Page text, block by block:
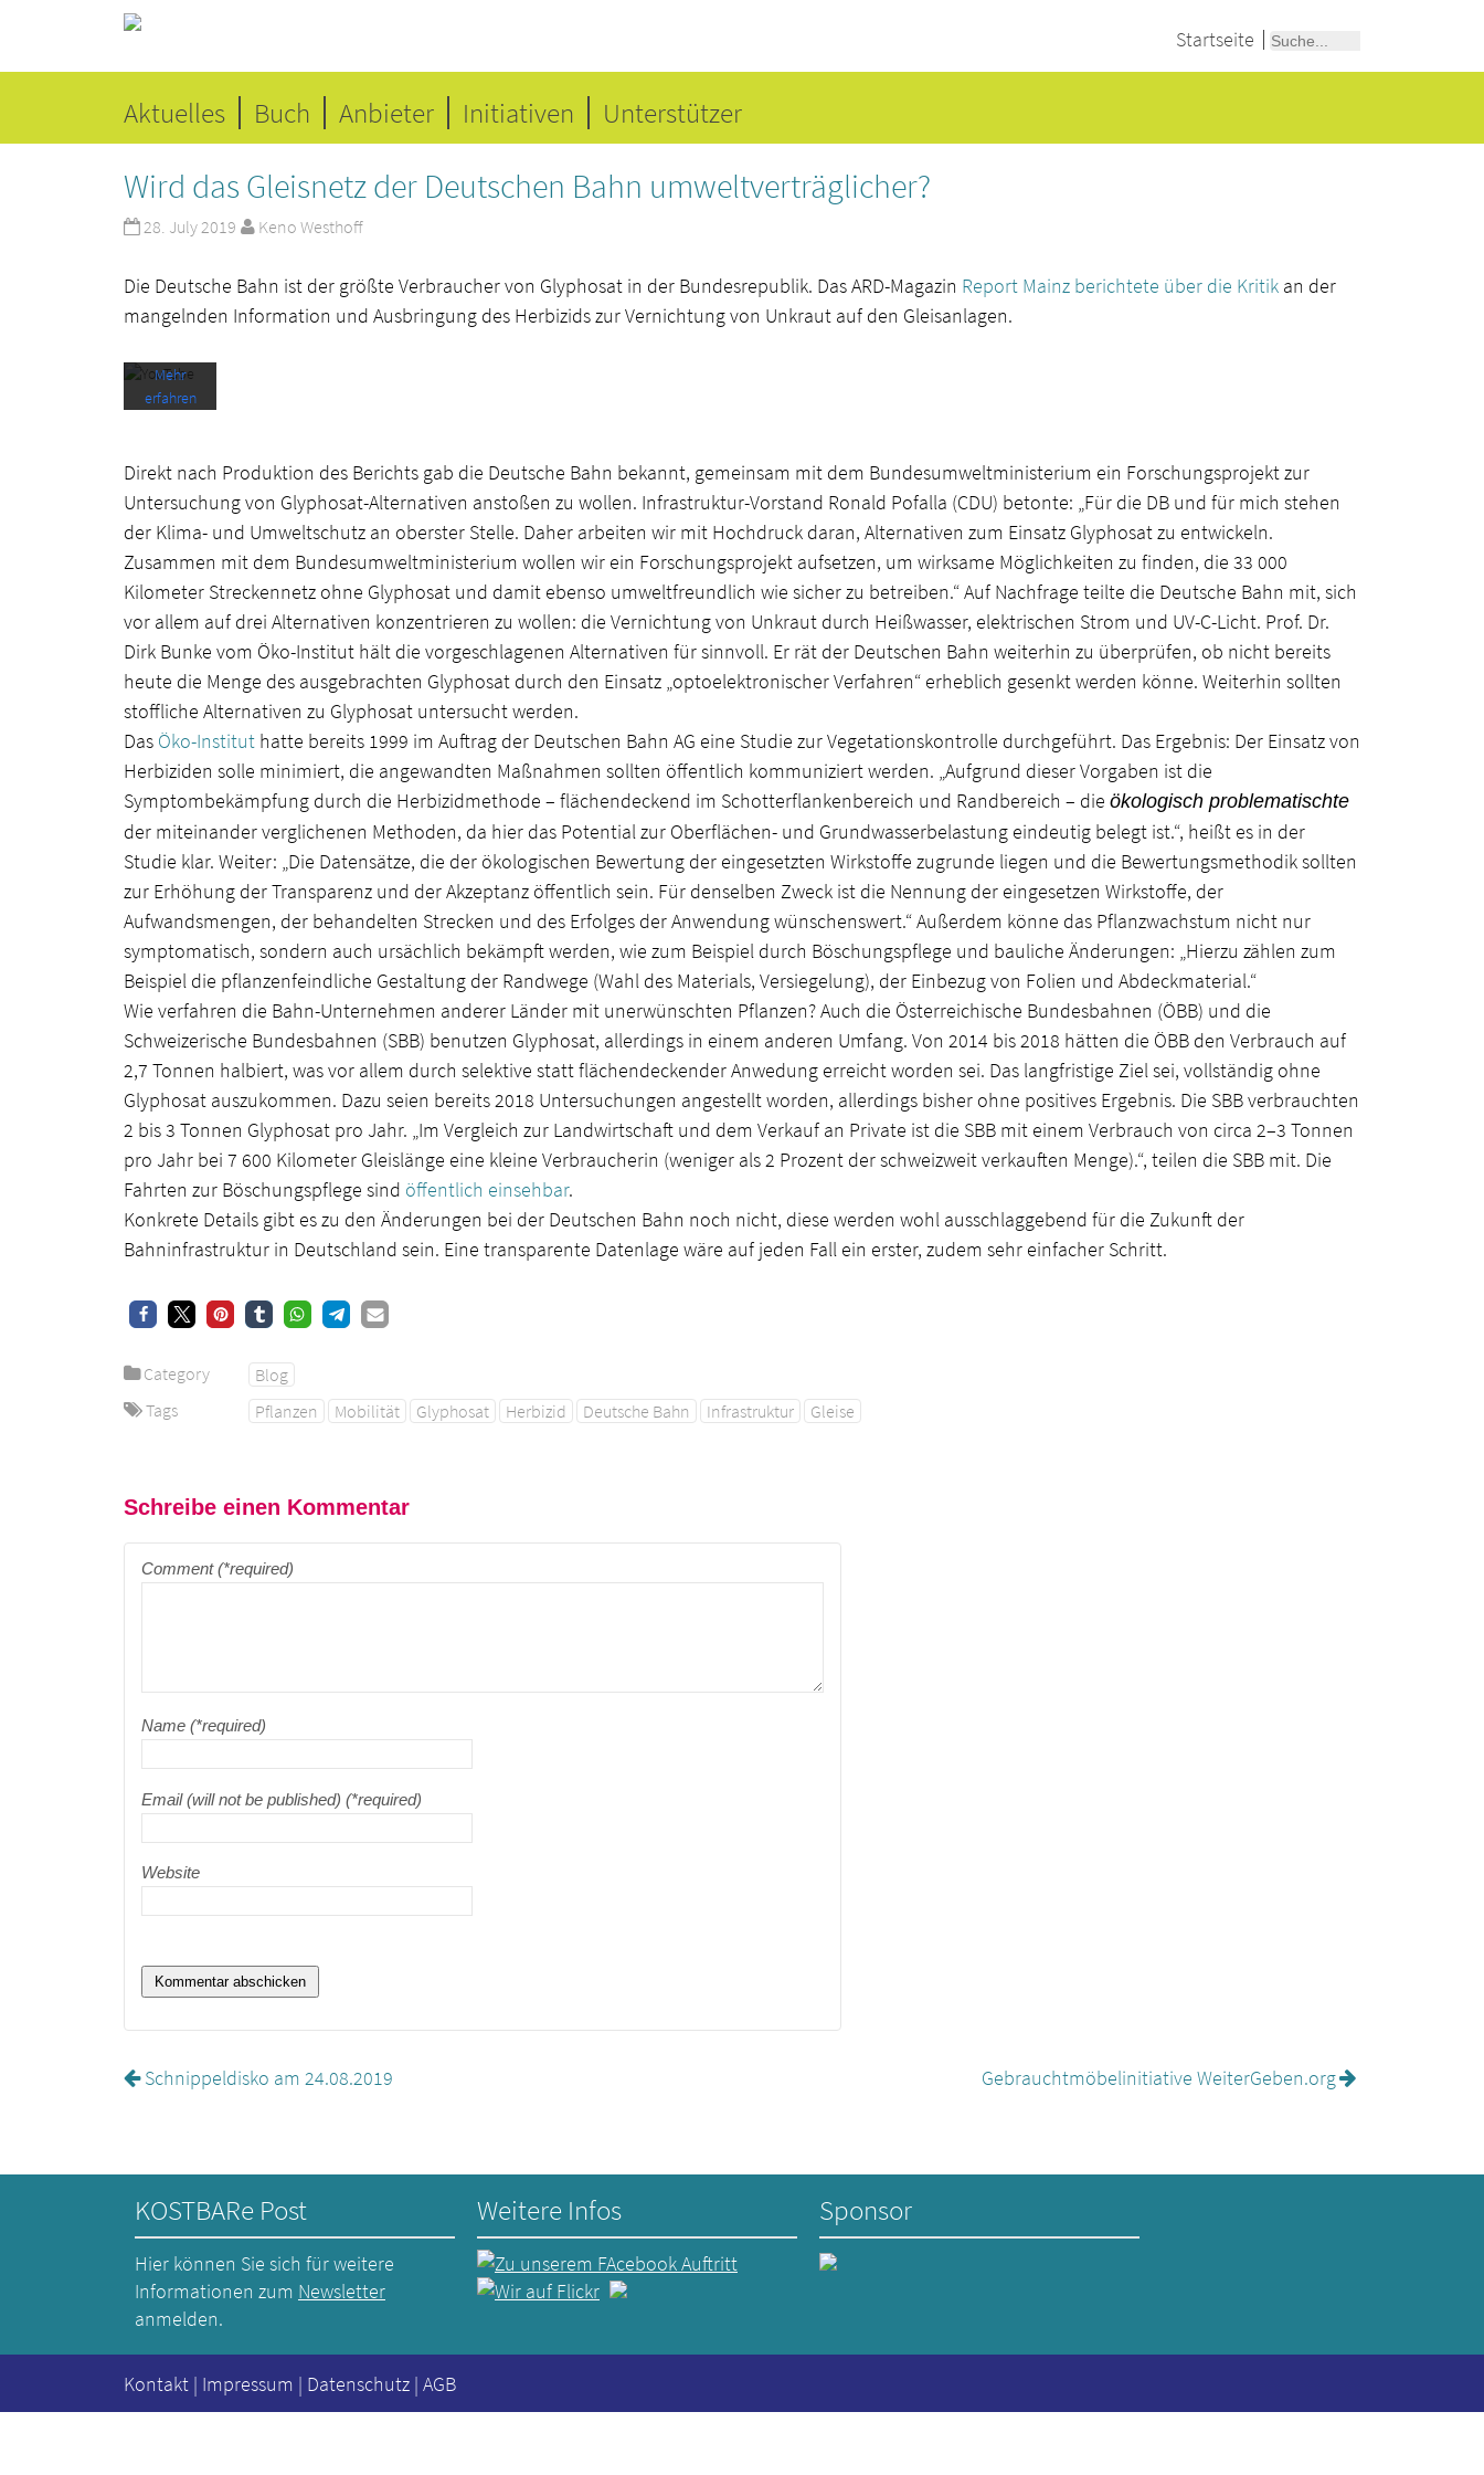
Startseite
Aktuelles Buch Anbieter Initiativen Unterstützer
Wird das Gleisnetz der Deutschen Bahn umweltverträglicher?
28. July 2019 Keno Westhoff
Die Deutsche Bahn ist der größte Verbraucher von Glyphosat in der Bundesrepublik. Das ARD-Magazin Report Mainz berichtete über die Kritik an der
mangelnden Information und Ausbringung des Herbizids zur Vernichtung von Unkraut auf den Gleisanlagen.
Mit dem
des
akzeptier
Datensch
utzerkläru
ng von
Mehr
erfahren
laden
YouTube
entsperren
Direkt nach Produktion des Berichts gab die Deutsche Bahn bekannt, gemeinsam mit dem Bundesumweltministerium ein Forschungsprojekt zur
Untersuchung von Glyphosat-Alternativen anstoßen zu wollen. Infrastruktur-Vorstand Ronald Pofalla (CDU) betonte: „Für die DB und für mich stehen
der Klima- und Umweltschutz an oberster Stelle. Daher arbeiten wir mit Hochdruck daran, Alternativen zum Einsatz Glyphosat zu entwickeln.
Zusammen mit dem Bundesumweltministerium wollen wir ein Forschungsprojekt aufsetzen, um wirksame Möglichkeiten zu finden, die 33 000
Kilometer Streckennetz ohne Glyphosat und damit ebenso umweltfreundlich wie sicher zu betreiben.“ Auf Nachfrage teilte die Deutsche Bahn mit, sich
vor allem auf drei Alternativen konzentrieren zu wollen: die Vernichtung von Unkraut durch Heißwasser, elektrischen Strom und UV-C-Licht. Prof. Dr.
Dirk Bunke vom Öko-Institut hält die vorgeschlagenen Alternativen für sinnvoll. Er rät der Deutschen Bahn weiterhin zu überprüfen, ob nicht bereits
heute die Menge des ausgebrachten Glyphosat durch den Einsatz „optoelektronischer Verfahren“ erheblich gesenkt werden könne. Weiterhin sollten
stoffliche Alternativen zu Glyphosat untersucht werden.
Das Öko-Institut hatte bereits 1999 im Auftrag der Deutschen Bahn AG eine Studie zur Vegetationskontrolle durchgeführt. Das Ergebnis: Der Einsatz von
Herbiziden solle minimiert, die angewandten Maßnahmen sollten öffentlich kommuniziert werden. „Aufgrund dieser Vorgaben ist die
Symptombekämpfung durch die Herbizidmethode – flächendeckend im Schotterflankenbereich und Randbereich – die ökologisch problematischte
der miteinander verglichenen Methoden, da hier das Potential zur Oberflächen- und Grundwasserbelastung eindeutig belegt ist.“, heißt es in der
Studie klar. Weiter: „Die Datensätze, die der ökologischen Bewertung der eingesetzten Wirkstoffe zugrunde liegen und die Bewertungsmethodik sollten
zur Erhöhung der Transparenz und der Akzeptanz öffentlich sein. Für denselben Zweck ist die Nennung der eingesetzen Wirkstoffe, der
Aufwandsmengen, der behandelten Strecken und des Erfolges der Anwendung wünschenswert.“ Außerdem könne das Pflanzwachstum nicht nur
symptomatisch, sondern auch ursächlich bekämpft werden, wie zum Beispiel durch Böschungspflege und bauliche Änderungen: „Hierzu zählen zum
Beispiel die pflanzenfeindliche Gestaltung der Randwege (Wahl des Materials, Versiegelung), der Einbezug von Folien und Abdeckmaterial.“
Wie verfahren die Bahn-Unternehmen anderer Länder mit unerwünschten Pflanzen? Auch die Österreichische Bundesbahnen (ÖBB) und die
Schweizerische Bundesbahnen (SBB) benutzen Glyphosat, allerdings in einem anderen Umfang. Von 2014 bis 2018 hätten die ÖBB den Verbrauch auf
2,7 Tonnen halbiert, was vor allem durch selektive statt flächendeckender Anwedung erreicht worden sei. Das langfristige Ziel sei, vollständig ohne
Glyphosat auszukommen. Dazu seien bereits 2018 Untersuchungen angestellt worden, allerdings bisher ohne positives Ergebnis. Die SBB verbrauchten
2 bis 3 Tonnen Glyphosat pro Jahr. „Im Vergleich zur Landwirtschaft und dem Verkauf an Private ist die SBB mit einem Verbrauch von circa 2–3 Tonnen
pro Jahr bei 7 600 Kilometer Gleislänge eine kleine Verbraucherin (weniger als 2 Prozent der schweizweit verkauften Menge).“, teilen die SBB mit. Die
Fahrten zur Böschungspflege sind öffentlich einsehbar.
Konkrete Details gibt es zu den Änderungen bei der Deutschen Bahn noch nicht, diese werden wohl ausschlaggebend für die Zukunft der
Bahninfrastruktur in Deutschland sein. Eine transparente Datenlage wäre auf jeden Fall ein erster, zudem sehr einfacher Schritt.
Category
Blog
Tags
Pflanzen Mobilität Glyphosat Herbizid Deutsche Bahn Infrastruktur Gleise
Schreibe einen Kommentar
Comment (*required)
Name (*required)
Email (will not be published) (*required)
Website
Schnippeldisko am 24.08.2019 Gebrauchtmö­belinitiative WeiterGeben.org
KOSTBARe Post
Hier können Sie sich für weitere
Informationen zum Newsletter
anmelden.
Weitere Infos Sponsor
Kontakt | Impressum | Datenschutz | AGB